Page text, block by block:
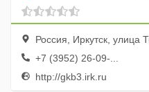
поликлиника
Россия, Иркутск, улица
+7 (3952) 26-09-...
http://gkb3.irk.ru